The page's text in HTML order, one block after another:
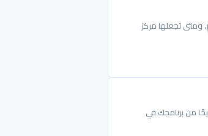
ومتى تجعلها مركز
من برنامجك في